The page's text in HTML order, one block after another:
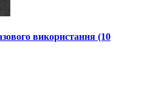
використання (10